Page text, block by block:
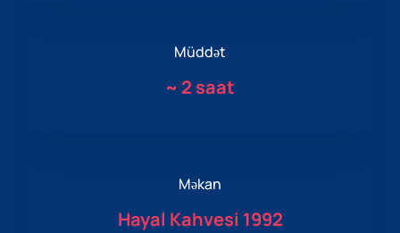
Müddət
~ 2 saat
Məkan
Hayal Kahvesi 1992